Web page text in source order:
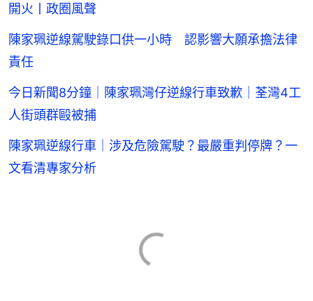
開火丨政圈風聲
陳家珮逆線駕駛錄口供一小時 認影響大願承擔法律
責任
今日新聞8分鐘｜陳家珮灣仔逆線行車致歉｜荃灣4工
人街頭群毆被捕
陳家珮逆線行車｜涉及危險駕駛？最嚴重判停牌？一
文看清專家分析